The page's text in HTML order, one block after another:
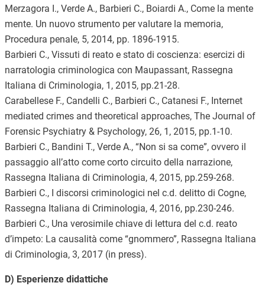
Merzagora I., Verde A., Barbieri C., Boiardi A., Come la mente
mente. Un nuovo strumento per valutare la memoria,
Procedura penale, 5, 2014, pp. 1896-1915.
Barbieri C., Vissuti di reato e stato di coscienza: esercizi di
narratologia criminologica con Maupassant, Rassegna
Italiana di Criminologia, 1, 2015, pp.21-28.
Carabellese F., Candelli C., Barbieri C., Catanesi F., Internet
mediated crimes and theoretical approaches, The Journal of
Forensic Psychiatry & Psychology, 26, 1, 2015, pp.1-10.
Barbieri C., Bandini T., Verde A., “Non si sa come”, ovvero il
passaggio all’atto come corto circuito della narrazione,
Rassegna Italiana di Criminologia, 4, 2015, pp.259-268.
Barbieri C., I discorsi criminologici nel c.d. delitto di Cogne,
Rassegna Italiana di Criminologia, 4, 2016, pp.230-246.
Barbieri C., Una verosimile chiave di lettura del c.d. reato
d’impeto: La causalità come “gnommero”, Rassegna Italiana
di Criminologia, 3, 2017 (in press).
D) Esperienze didattiche